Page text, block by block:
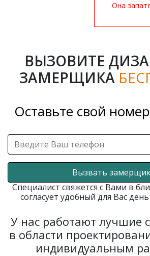
Она
ВЫЗОВИТЕ
ЗАМЕРЩИКА
Оставьте свой
Вызвать
Специалист свяжется с Вами в
согласует удобный для Вас
У нас работают лучшие
в области
индивидуальным